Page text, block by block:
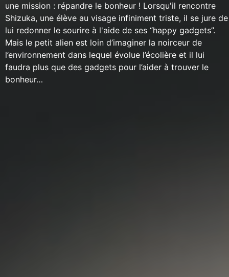
une mission : répandre le bonheur ! Lorsqu'il rencontre
Shizuka, une élève au visage infiniment triste, il se jure de
lui redonner le sourire à l'aide de ses “happy gadgets”.
Mais le petit alien est loin d’imaginer la noirceur de
l’environnement dans lequel évolue l’écolière et il lui
faudra plus que des gadgets pour l’aider à trouver le
bonheur…